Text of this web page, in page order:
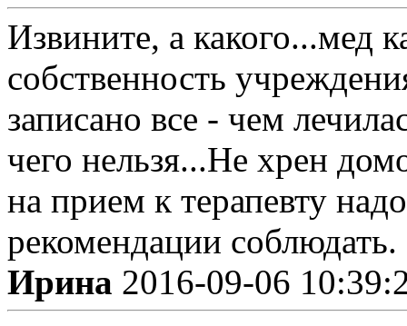
Извините, а какого...мед
собственность
записано все - чем
чего нельзя...Не хрен
на прием к терапевту
рекомендации соблюдать.
Ирина 2016-09-06